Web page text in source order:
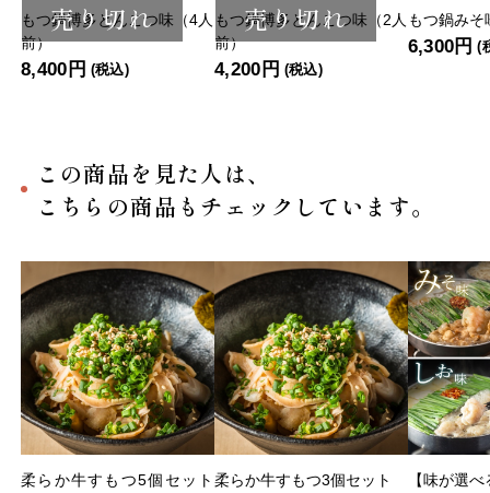
売り切れ
もつ鍋博多とんこつ味（4人
前）
8,400円 (税込)
売り切れ
もつ鍋博多とんこつ味（2人
前）
4,200円 (税込)
もつ鍋みそ
6,300円 (
この商品を見た人は、
こちらの商品もチェックしています。
柔らか牛すもつ5個セット 柔らか牛すもつ3個セット
【味が選